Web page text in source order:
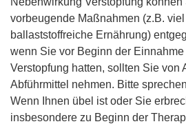
vorbeugende Maßnahmen (z.B.
ballaststoffreiche Ernährung)
wenn Sie vor Beginn der
Verstopfung hatten, sollten Sie von
Abführmittel nehmen. Bitte
Wenn Ihnen übel ist oder Sie
insbesondere zu Beginn der